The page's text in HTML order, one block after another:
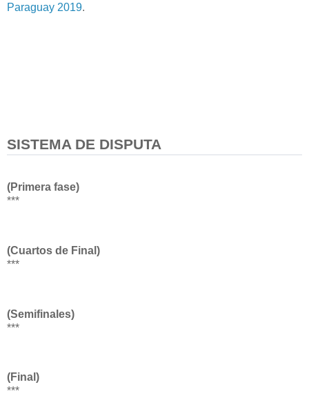
Paraguay 2019.
SISTEMA DE DISPUTA
(Primera fase)
***
(Cuartos de Final)
***
(Semifinales)
***
(Final)
***